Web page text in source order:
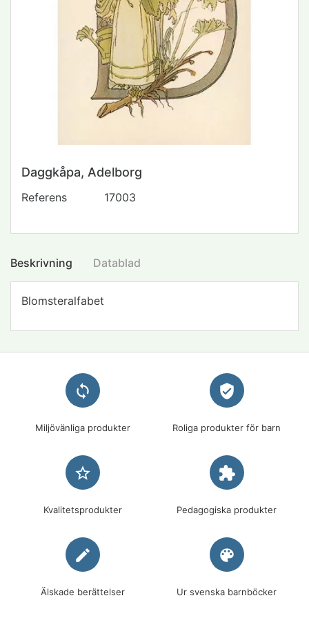
Daggkåpa, Adelborg
Referens 17003
Beskrivning Datablad
Blomsteralfabet
loop
Miljövänliga produkter
verified_user
Roliga produkter för barn
star_border
Kvalitetsprodukter
extension
Pedagogiska produkter
edit
Älskade berättelser
palette
Ur svenska barnböcker